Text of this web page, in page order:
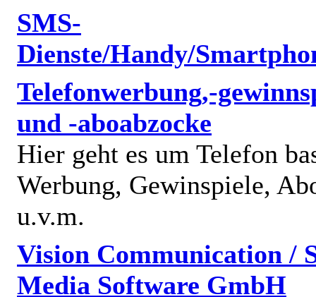
SMS-
Dienste/Handy/
Telefonwerbung,-
und -aboabzocke
Hier geht es um Telefon
Werbung, Gewinspiele,
u.v.m.
Vision Communication /
Media Software GmbH